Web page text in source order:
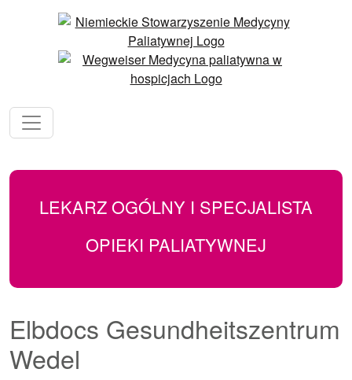
LEKARZ OGÓLNY I SPECJALISTA
OPIEKI PALIATYWNEJ
Elbdocs Gesundheitszentrum
Wedel